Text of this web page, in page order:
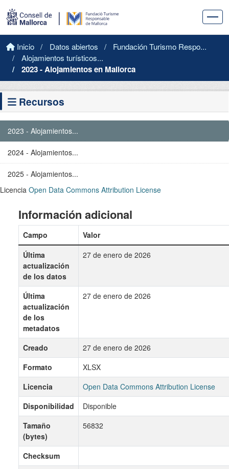
Inicio Datos abiertos
Fundación Turismo Respo...
Alojamientos turísticos...
2023 - Alojamientos en Mallorca
Recursos
2023 - Alojamientos...
2024 - Alojamientos...
2025 - Alojamientos...
Licencia Open Data Commons Attribution License
Información adicional
Campo
Valor
Última
actualización
de los datos
27 de enero de 2026
Última
actualización
de los
metadatos
27 de enero de 2026
Creado
27 de enero de 2026
Formato
XLSX
Licencia
Open Data Commons Attribution License
Disponibilidad
Disponible
Tamaño
(bytes)
56832
Checksum